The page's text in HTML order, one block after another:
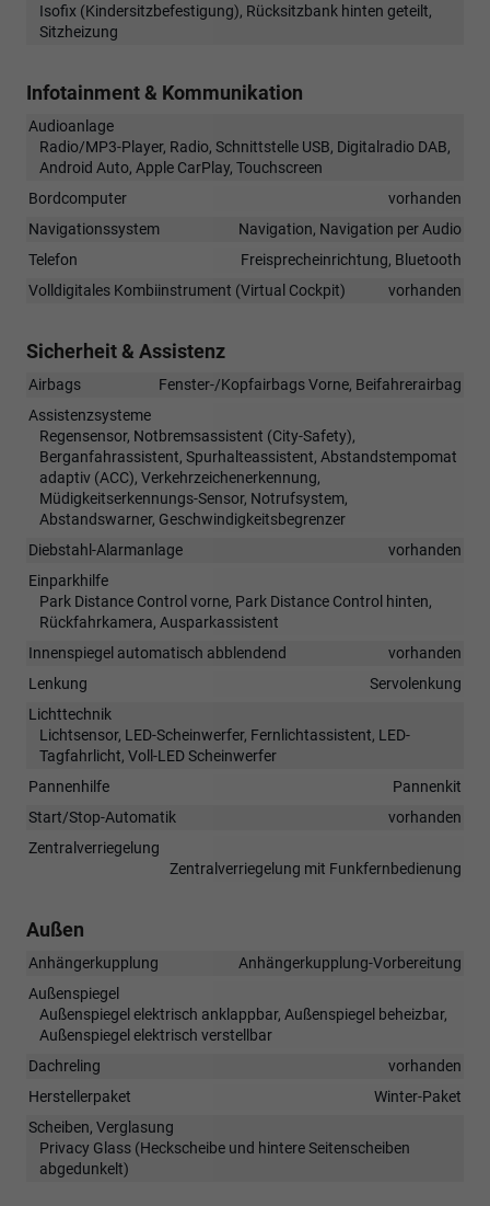
Isofix (Kindersitzbefestigung), Rücksitzbank hinten geteilt,
Sitzheizung
Infotainment & Kommunikation
Audioanlage
Radio/MP3-Player, Radio, Schnittstelle USB, Digitalradio DAB,
Android Auto, Apple CarPlay, Touchscreen
Bordcomputer
vorhanden
Navigationssystem
Navigation, Navigation per Audio
Telefon
Freisprecheinrichtung, Bluetooth
Volldigitales Kombiinstrument (Virtual Cockpit)
vorhanden
Sicherheit & Assistenz
Airbags
Fenster-/Kopfairbags Vorne, Beifahrerairbag
Assistenzsysteme
Regensensor, Notbremsassistent (City-Safety),
Berganfahrassistent, Spurhalteassistent, Abstandstempomat
adaptiv (ACC), Verkehrzeichenerkennung,
Müdigkeitserkennungs-Sensor, Notrufsystem,
Abstandswarner, Geschwindigkeitsbegrenzer
Diebstahl-Alarmanlage
vorhanden
Einparkhilfe
Park Distance Control vorne, Park Distance Control hinten,
Rückfahrkamera, Ausparkassistent
Innenspiegel automatisch abblendend
vorhanden
Lenkung
Servolenkung
Lichttechnik
Lichtsensor, LED-Scheinwerfer, Fernlichtassistent, LED-
Tagfahrlicht, Voll-LED Scheinwerfer
Pannenhilfe
Pannenkit
Start/Stop-Automatik
vorhanden
Zentralverriegelung
Zentralverriegelung mit Funkfernbedienung
Außen
Anhängerkupplung
Anhängerkupplung-Vorbereitung
Außenspiegel
Außenspiegel elektrisch anklappbar, Außenspiegel beheizbar,
Außenspiegel elektrisch verstellbar
Dachreling
vorhanden
Herstellerpaket
Winter-Paket
Scheiben, Verglasung
Privacy Glass (Heckscheibe und hintere Seitenscheiben
abgedunkelt)